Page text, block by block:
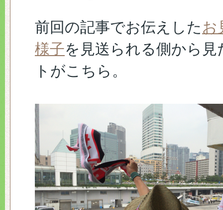
前回の記事でお伝えした お
様子を見送られる側から見
トがこちら。